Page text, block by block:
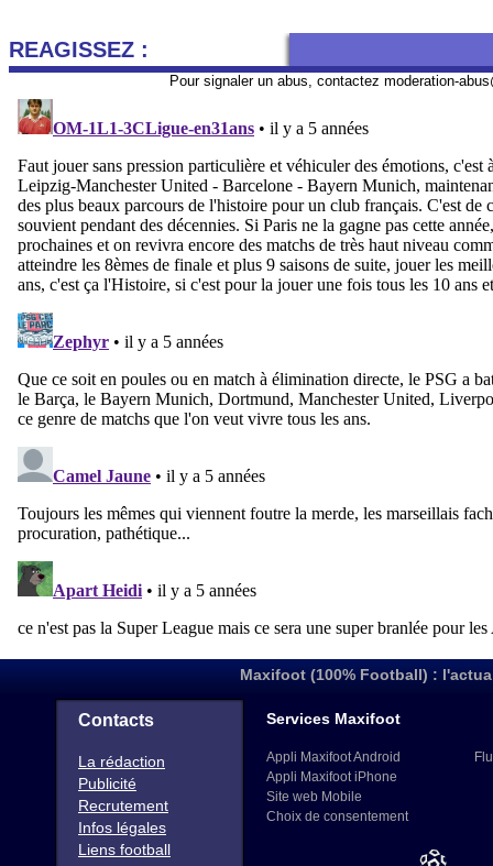
REAGISSEZ :
Pour signaler un abus, contactez moderation-
Maxifoot (100% Football) :
Contacts
La rédaction
Publicité
Recrutement
Infos légales
Liens football
Services Maxifoot
Appli Maxifoot Android
Appli Maxifoot iPhone
Site web Mobile
Choix de consentement